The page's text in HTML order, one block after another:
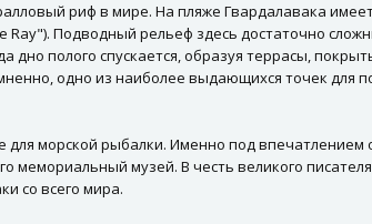
риф в мире. На пляже Гвардалавака
Ray"). Подводный рельеф здесь достаточно
полого спускается, образуя террасы,
одно из наиболее выдающихся точек для
морской рыбалки. Именно под впечатлением
мемориальный музей. В честь великого
со всего мира.